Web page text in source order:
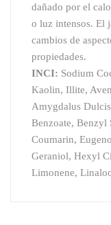
dañado por el
o luz intensos. El
cambios de
propiedades.
INCI: Sodium
Kaolin, Illite,
Amygdalus
Benzoate,
Coumarin,
Geraniol, Hexyl
Limonene,